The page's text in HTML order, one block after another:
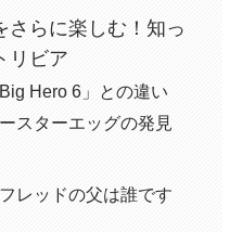
さらに楽しむ！知っ
リビア
Hero 6」との違い
スターエッグの発見
レッドの父は誰です